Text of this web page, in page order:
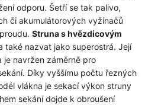
odporu. Šetří se tak palivo,
či akumulátorových vyžínačů
Struna s hvězdicovým
také nazvat jako superostrá. Její
je navržen záměrně pro
Díky vyššímu počtu řezných
vlákna je sekací výkon struny
sekání dojde k obroušení